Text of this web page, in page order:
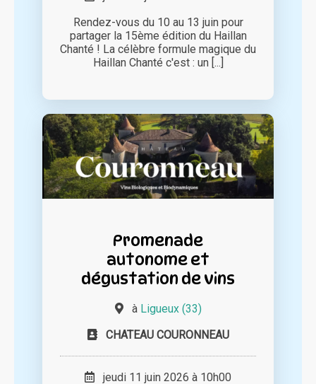
Rendez-vous du 10 au 13 juin pour
partager la 15ème édition du Haillan
Chanté ! La célèbre formule magique du
Haillan Chanté c'est : un [...]
Promenade
autonome et
dégustation de vins
à Ligueux (33)
CHATEAU COURONNEAU
jeudi 11 juin 2026 à 10h00